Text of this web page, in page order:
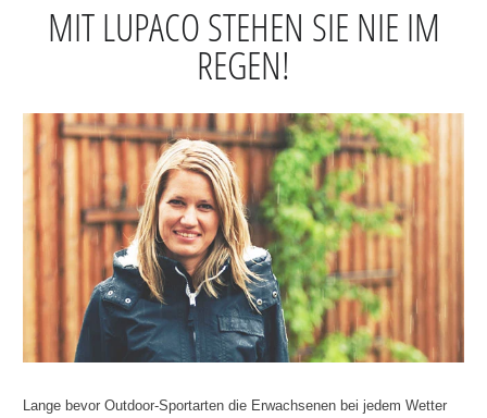
MIT LUPACO STEHEN SIE NIE IM
REGEN!
Lange bevor Outdoor-Sportarten die Erwachsenen bei jedem Wetter